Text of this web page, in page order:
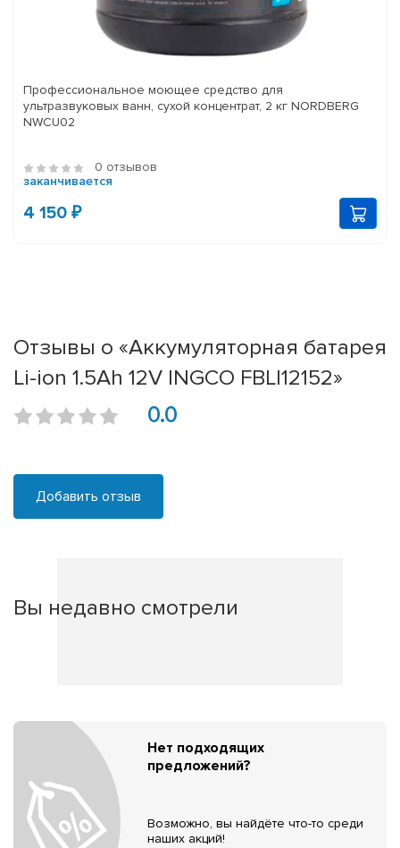
Профессиональное моющее средство для
ультразвуковых ванн, сухой концентрат, 2 кг NORDBERG
NWCU02
0 отзывов
заканчивается
4 150 ₽
Отзывы о «Аккумуляторная батарея
Li-ion 1.5Ah 12V INGCO FBLI12152»
0.0
Добавить отзыв
Вы недавно смотрели
Нет подходящих
предложений?
Возможно, вы найдёте что-то среди
наших акций!